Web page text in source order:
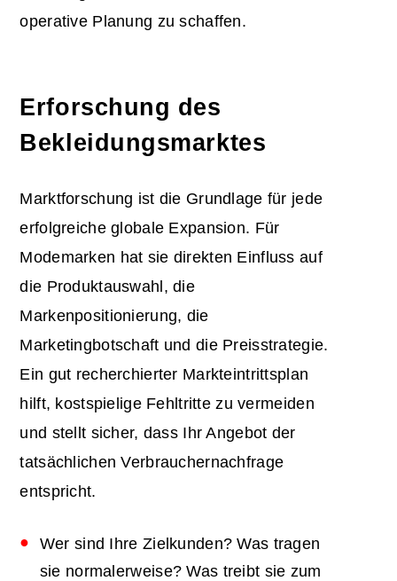
operative Planung zu schaffen.
Erforschung des
Bekleidungsmarktes
Marktforschung ist die Grundlage für jede
erfolgreiche globale Expansion. Für
Modemarken hat sie direkten Einfluss auf
die Produktauswahl, die
Markenpositionierung, die
Marketingbotschaft und die Preisstrategie.
Ein gut recherchierter Markteintrittsplan
hilft, kostspielige Fehltritte zu vermeiden
und stellt sicher, dass Ihr Angebot der
tatsächlichen Verbrauchernachfrage
entspricht.
Wer sind Ihre Zielkunden? Was tragen
sie normalerweise? Was treibt sie zum